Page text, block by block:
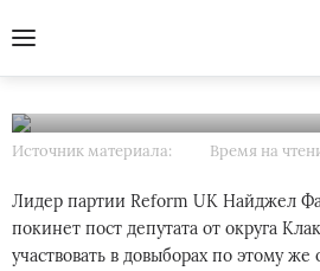
заявил об отставке
проверки его
Источник материала: Время на
Лидер партии Reform UK Найджел
покинет пост депутата от округа
участвовать в довыборах по этому же